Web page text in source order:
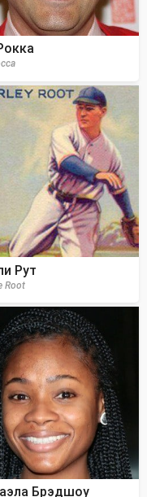
Рут
Root
Брэдшоу